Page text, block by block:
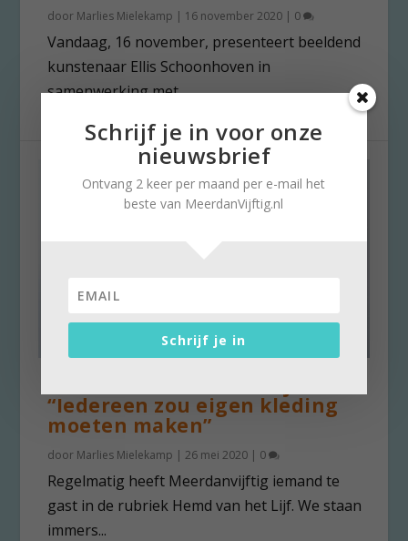
door Marlies Mielekamp | 16 november 2020 | 0
Vandaag, 16 november, presenteert beeldend
kunstenaar Ellis Schoonhoven in
samenwerking met...
“Iedereen zou eigen kleding
moeten maken”
door Marlies Mielekamp |26 mei 2020 | 0
Regelmatig heeft Meerdanvijftig iemand te
gast in de rubriek Hemd van het Lijf. We staan
immers...
Schrijf je in voor onze
nieuwsbrief
Ontvang 2 keer per maand per e-mail het
beste van MeerdanVijftig.nl
Schrijf je in